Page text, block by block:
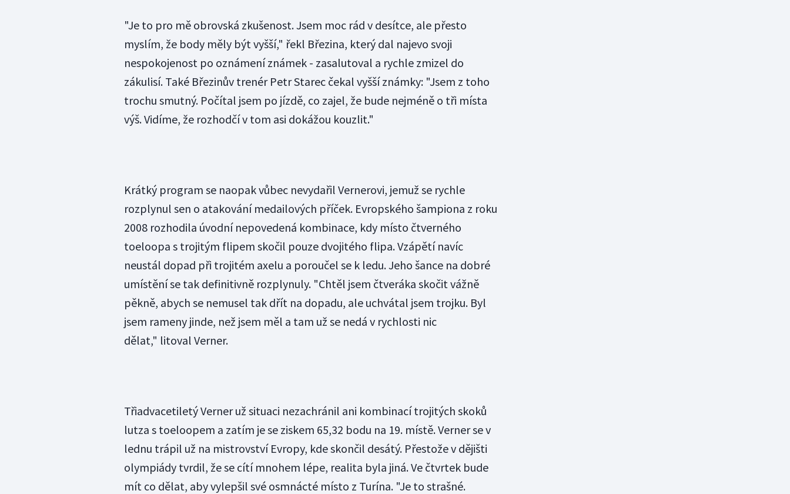
"Je to pro mě obrovská zkušenost. Jsem moc rád v desítce, ale přesto
myslím, že body měly být vyšší," řekl Březina, který dal najevo svoji
nespokojenost po oznámení známek - zasalutoval a rychle zmizel do
zákulisí. Také Březinův trenér Petr Starec čekal vyšší známky: "Jsem z toho
trochu smutný. Počítal jsem po jízdě, co zajel, že bude nejméně o tři místa
výš. Vidíme, že rozhodčí v tom asi dokážou kouzlit."
Krátký program se naopak vůbec nevydařil Vernerovi, jemuž se rychle
rozplynul sen o atakování medailových příček. Evropského šampiona z roku
2008 rozhodila úvodní nepovedená kombinace, kdy místo čtverného
toeloopa s trojitým flipem skočil pouze dvojitého flipa. Vzápětí navíc
neustál dopad při trojitém axelu a poroučel se k ledu. Jeho šance na dobré
umístění se tak definitivně rozplynuly. "Chtěl jsem čtveráka skočit vážně
pěkně, abych se nemusel tak dřít na dopadu, ale uchvátal jsem trojku. Byl
jsem rameny jinde, než jsem měl a tam už se nedá v rychlosti nic
dělat," litoval Verner.
Třiadvacetiletý Verner už situaci nezachránil ani kombinací trojitých skoků
lutza s toeloopem a zatím je se ziskem 65,32 bodu na 19. místě. Verner se v
lednu trápil už na mistrovství Evropy, kde skončil desátý. Přestože v dějišti
olympiády tvrdil, že se cítí mnohem lépe, realita byla jiná. Ve čtvrtek bude
mít co dělat, aby vylepšil své osmnácté místo z Turína. "Je to strašné.